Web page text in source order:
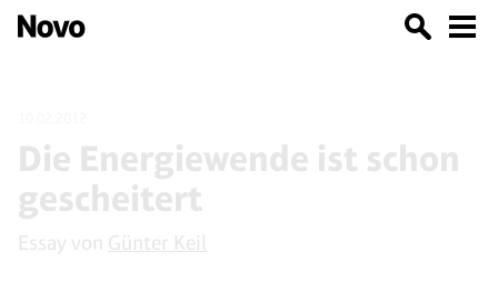
Die Energiewende ist schon
gescheitert
Essay von Günter Keil